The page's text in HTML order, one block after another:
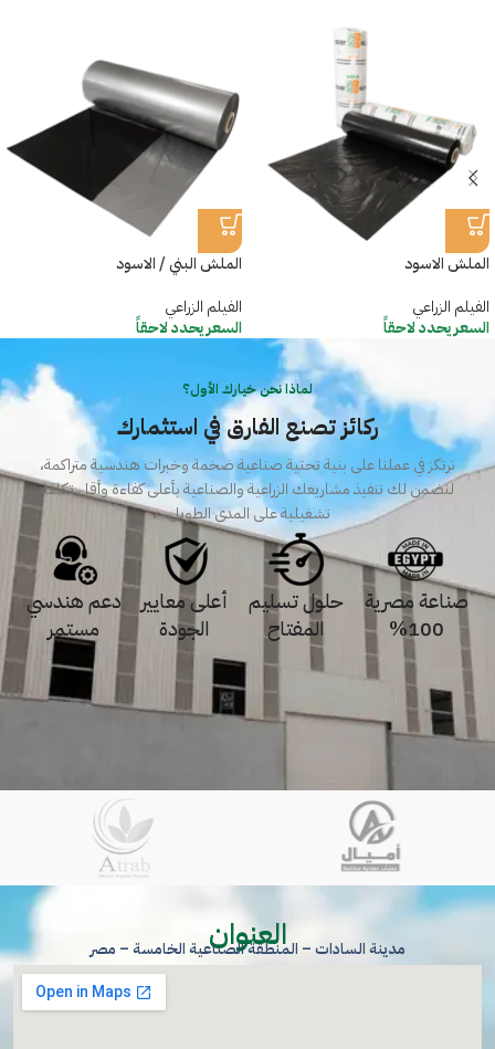
الملش الاسود
الفيلم الزراعي
السعر يحدد لاحقاً
الملش البني / الاسود
الفيلم الزراعي
السعر يحدد لاحقاً
لماذا نحن خيارك الأول؟
ركائز تصنع الفارق في استثمارك
نرتكز في عملنا على بنية تحتية صناعية ضخمة وخبرات هندسية متراكمة،
لنضمن لك تنفيذ مشاريعك الزراعية والصناعية بأعلى كفاءة وأقل تكلفة
تشغيلية على المدى الطويل.
صناعة مصرية
100%
حلول تسليم
المفتاح
أعلى معايير
الجودة
دعم هندسي
مستمر
العنوان
مدينة السادات – المنطقة الصناعية الخامسة – مصر